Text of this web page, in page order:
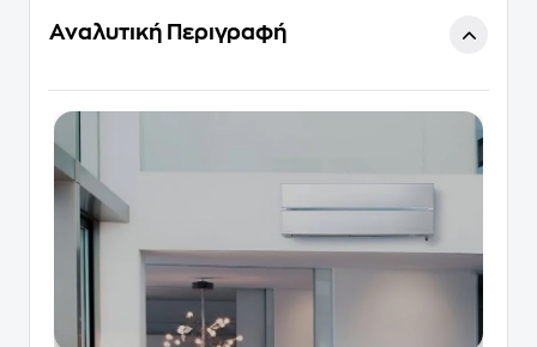
Αναλυτική Περιγραφή